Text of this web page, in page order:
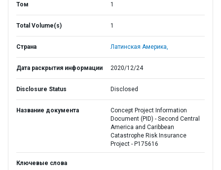
Том 1
Total Volume(s) 1
Страна Латинская Америка,
Дата раскрытия информации 2020/12/24
Disclosure Status Disclosed
Название документа
Concept Project Information
Document (PID) - Second Central
America and Caribbean
Catastrophe Risk Insurance
Project - P175616
Ключевые слова